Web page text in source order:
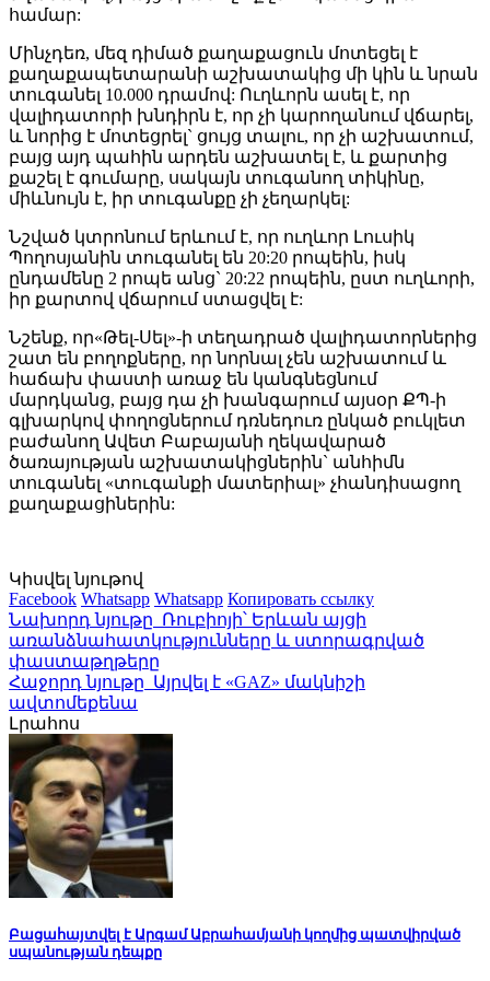
համար:
Մինչդեռ, մեզ դիմած քաղաքացուն մոտեցել է
քաղաքապետարանի աշխատակից մի կին և նրան
տուգանել 10.000 դրամով: Ուղևորն ասել է, որ
վալիդատորի խնդիրն է, որ չի կարողանում վճարել,
և նորից է մոտեցրել` ցույց տալու, որ չի աշխատում,
բայց այդ պահին արդեն աշխատել է, և քարտից
քաշել է գումարը, սակայն տուգանող տիկինը,
միևնույն է, իր տուգանքը չի չեղարկել:
Նշված կտրոնում երևում է, որ ուղևոր Լուսիկ
Պողոսյանին տուգանել են 20:20 րոպեին, իսկ
ընդամենը 2 րոպե անց` 20:22 րոպեին, ըստ ուղևորի,
իր քարտով վճարում ստացվել է:
Նշենք, որ«Թել-Սել»-ի տեղադրած վալիդատորներից
շատ են բողոքները, որ նորնալ չեն աշխատում և
հաճախ փաստի առաջ են կանգնեցնում
մարդկանց, բայց դա չի խանգարում այսօր ՔՊ-ի
գլխարկով փողոցներում դռնեդուռ ընկած բուկլետ
բաժանող Ավետ Բաբայանի ղեկավարած
ծառայության աշխատակիցներին` անհիմն
տուգանել «տուգանքի մատերիալ» չհանդիսացող
քաղաքացիներին:
Կիսվել նյութով
Facebook Whatsapp Whatsapp Копировать ссылку
Նախորդ նյութը Ռուբիոյի՝ Երևան այցի
առանձնահատկությունները և ստորագրված
փաստաթղթերը
Հաջորդ նյութը Այրվել է «GAZ» մակնիշի
ավտոմեքենա
Լրահոս
Բացահայտվել է Արգամ Աբրահամյանի կողմից պատվիրված
սպանության դեպքը